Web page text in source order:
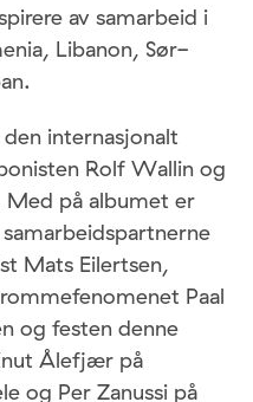
av samarbeid i
Libanon, Sør-
internasjonalt
Rolf Wallin og
Med på albumet er
Mats Eilertsen,
Paal
og festen denne
Ålefjær på
og Per Zanussi på